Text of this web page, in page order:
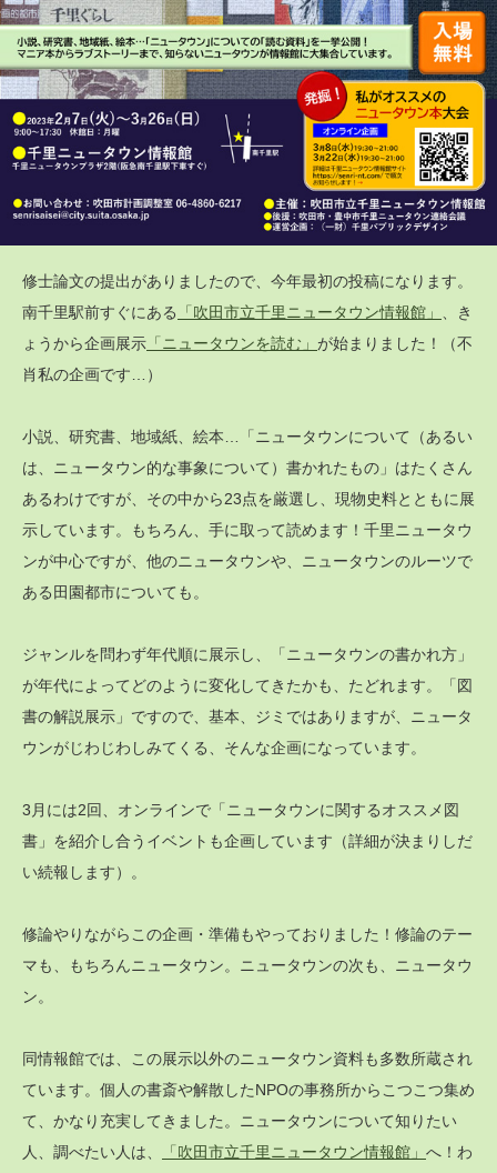
修士論文の提出がありましたので、今年最初の投稿になります。
南千里駅前すぐにある
「吹田市立千里ニュータウン情報館」
、き
ょうから企画展示 「ニュータウンを読む」 が始まりました！（不
肖私の企画です…）
小説、研究書、地域紙、絵本…「ニュータウンについて（あるい
は、ニュータウン的な事象について）書かれたもの」はたくさん
あるわけですが、その中から23点を厳選し、現物史料とともに展
示しています。もちろん、手に取って読めます！千里ニュータウ
ンが中心ですが、他のニュータウンや、ニュータウンのルーツで
ある田園都市についても。
ジャンルを問わず年代順に展示し、「ニュータウンの書かれ方」
が年代によってどのように変化してきたかも、たどれます。「図
書の解説展示」ですので、基本、ジミではありますが、ニュータ
ウンがじわじわしみてくる、そんな企画になっています。
3月には2回、オンラインで「ニュータウンに関するオススメ図
書」を紹介し合うイベントも企画しています（詳細が決まりしだ
い続報します）。
修論やりながらこの企画・準備もやっておりました！修論のテー
マも、もちろんニュータウン。ニュータウンの次も、ニュータウ
ン。
同情報館では、この展示以外のニュータウン資料も多数所蔵され
ています。個人の書斎や解散したNPOの事務所からこつこつ集め
て、かなり充実してきました。ニュータウンについて知りたい
人、調べたい人は、
「吹田市立千里ニュータウン情報館」 へ！わ